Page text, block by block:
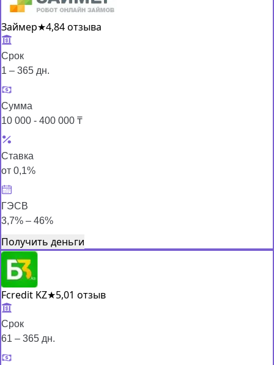
Займер★4,84 отзыва
Срок
1 – 365 дн.
Сумма
10 000 - 400 000 ₸
Ставка
от 0,1%
ГЭСВ
3,7% – 46%
Получить деньги
Fcredit KZ★5,01 отзыв
Срок
61 – 365 дн.